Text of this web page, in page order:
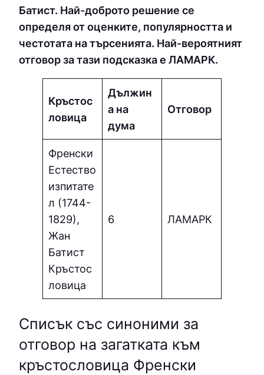
Батист. Най-доброто решение се
определя от оценките, популярността и
честотата на търсенията. Най-вероятният
отговор за тази подсказка е ЛAМAPК.
Кръстос
ловица
Дължин
а на
дума
Отговор
Френски
Естествo
изпитате
л (1744-
1829),
Жан
Батист
Кръстос
ловица
6 ЛAМAPК
Списък със синоними за
отговор на загатката към
кръстословица Френски